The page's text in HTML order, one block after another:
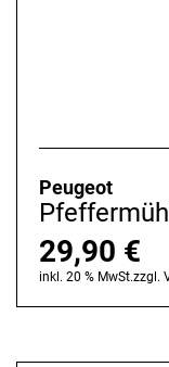
Peugeot
29,90 €
inkl. 20 % MwSt.zzgl.